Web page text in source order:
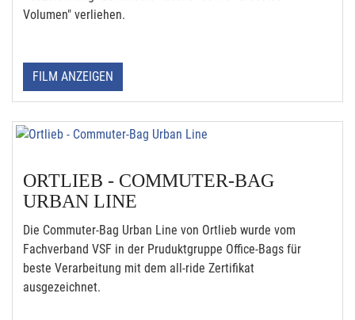
Volumen" verliehen.
FILM ANZEIGEN
ORTLIEB - COMMUTER-BAG
URBAN LINE
Die Commuter-Bag Urban Line von Ortlieb wurde vom
Fachverband VSF in der Pruduktgruppe Office-Bags für
beste Verarbeitung mit dem all-ride Zertifikat
ausgezeichnet.